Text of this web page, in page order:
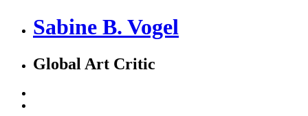
Sabine B. Vogel
Global Art Critic